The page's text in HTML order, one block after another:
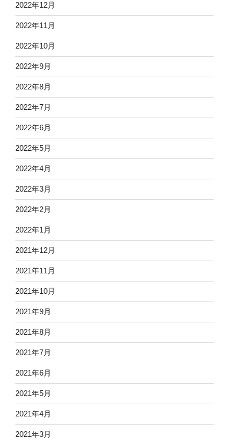
2022年12月
2022年11月
2022年10月
2022年9月
2022年8月
2022年7月
2022年6月
2022年5月
2022年4月
2022年3月
2022年2月
2022年1月
2021年12月
2021年11月
2021年10月
2021年9月
2021年8月
2021年7月
2021年6月
2021年5月
2021年4月
2021年3月